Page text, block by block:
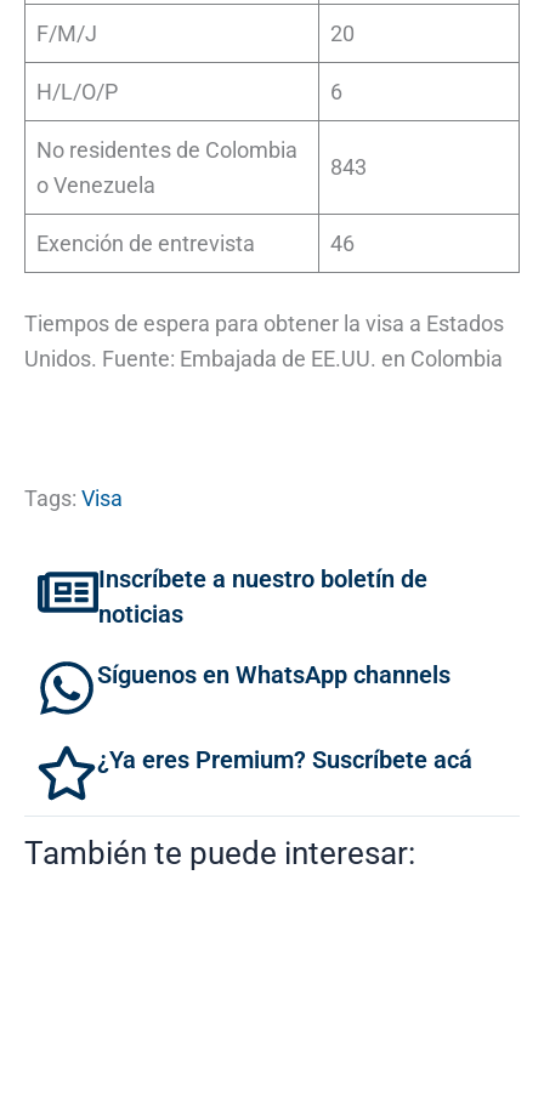
F/M/J 20
H/L/O/P 6
No residentes de Colombia
o Venezuela
843
Exención de entrevista 46
Tiempos de espera para obtener la visa a Estados
Unidos. Fuente: Embajada de EE.UU. en Colombia
Tags: Visa
Inscríbete a nuestro boletín de
noticias
Síguenos en WhatsApp channels
¿Ya eres Premium? Suscríbete acá
También te puede interesar: